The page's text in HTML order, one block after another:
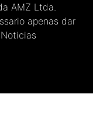
AMZ Ltda.
apenas dar